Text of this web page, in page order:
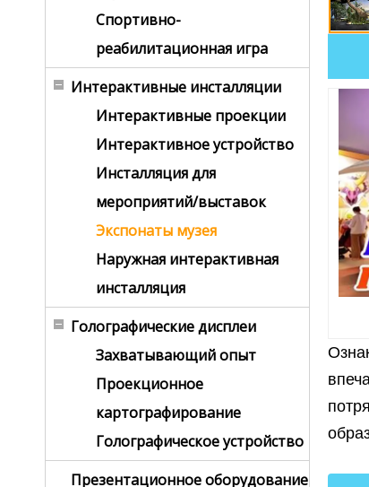
Спортивно-
реабилитационная игра
Интерактивные инсталляции
Интерактивные проекции
Интерактивное устройство
Инсталляция для
мероприятий/выставок
Экспонаты музея
Наружная интерактивная
инсталляция
Голографические дисплеи
Захватывающий опыт
Проекционное
картографирование
Голографическое устройство
Презентационное оборудование